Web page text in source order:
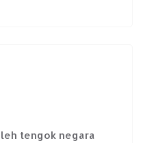
tengok negara